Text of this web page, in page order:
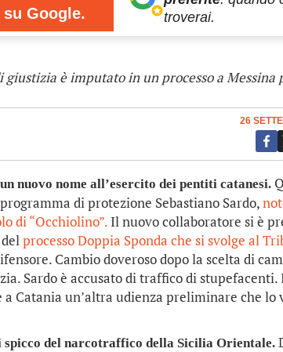
su Google.
troverai.
è imputato in un processo a Messina
26
nuovo nome all’esercito dei pentiti catanesi.
di protezione Sebastiano Sardo,
di “Occhiolino”. Il nuovo collaboratore si è
processo Doppia Sponda che si svolge al
Cambio doveroso dopo la scelta di
Sardo è accusato di traffico di
Catania un’altra udienza preliminare che lo
spicco del narcotraffico della Sicilia Orientale.